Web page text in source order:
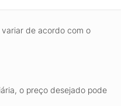
de acordo com o
o preço desejado pode